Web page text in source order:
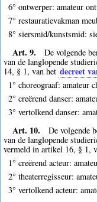
6° ontwerper: amateur
7° restauratievakman
8° siersmid/kunstsmid:
Art. 9.
De volgende
van de langlopende
14, § 1, van het decreet
1° choreograaf: amateur
2° creërend danser:
3° vertolkend danser:
Art. 10.
De volgende
van de langlopende
vermeld in artikel 16, § 1,
1° creërend acteur:
2° theaterregisseur:
3° vertolkend acteur: